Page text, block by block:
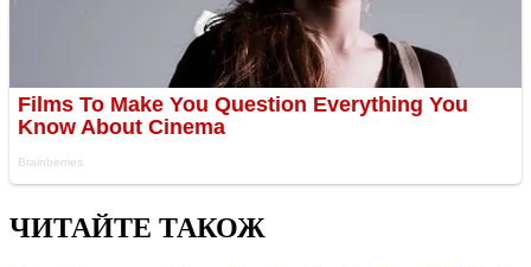
ЧИТАЙТЕ ТАКОЖ